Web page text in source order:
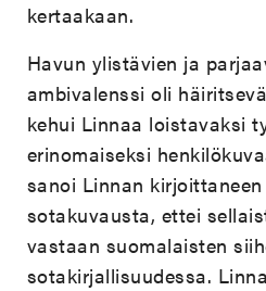
kertaakaan.
Havun ylistävien ja
ambivalenssi oli
kehui Linnaa loistavaksi
erinomaiseksi
sanoi Linnan
sotakuvausta, ettei
vastaan suomalaisten
sotakirjallisuudessa.